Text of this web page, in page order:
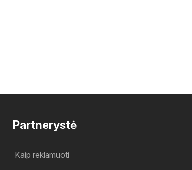
Partnerystė
Kaip reklamuoti